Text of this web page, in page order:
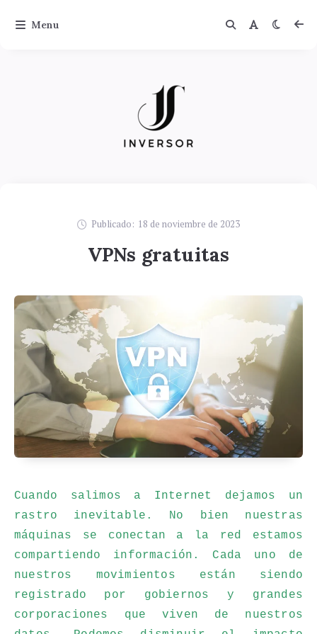
Publicado: 18 de noviembre de 2023
VPNs gratuitas
Cuando salimos a Internet dejamos un
rastro inevitable. No bien nuestras
máquinas se conectan a la red estamos
compartiendo información. Cada uno de
nuestros movimientos están siendo
registrado por gobiernos y grandes
corporaciones que viven de nuestros
Menu